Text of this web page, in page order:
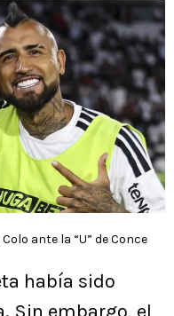
ante la “U” de Conce
había sido